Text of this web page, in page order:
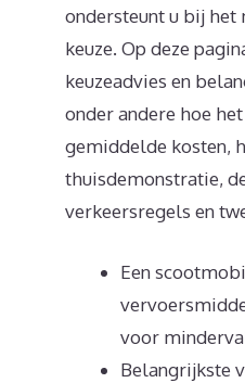
ondersteunt u bij het
keuze. Op deze
keuzeadvies en
onder andere hoe
gemiddelde kosten,
thuisdemonstratie,
verkeersregels en
Een
voor
Belangrijkste